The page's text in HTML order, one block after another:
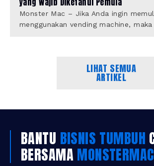
Monster Mac – Jika Anda ingin
menggunakan vending machine,
LIHAT SEMUA
ARTIKEL
BANTU BISNIS TUMBUH
BERSAMAMONSTERMAC